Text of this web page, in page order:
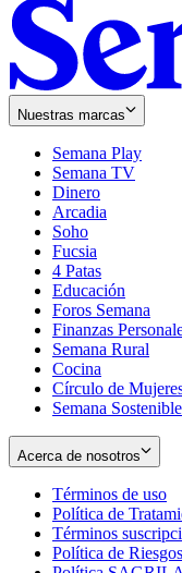
Nuestras marcas
Semana Play
Semana TV
Dinero
Arcadia
Soho
in
new
window
Fucsia
in
new
window
4 Patas
Educación
Foros Semana
Finanzas
Semana Rural
Cocina
Círculo de
Semana Sostenible
Acerca de nosotros
Términos de uso
in
Política de
Términos
Política de